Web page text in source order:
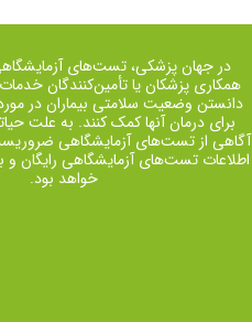
در جهان پزشکی، تست‌های
همکاری پزشکان یا تأمین‌کنندگان
دانستن وضعیت سلامتی بیماران در
برای درمان ‌آنها کمک کنند. به علت
آگاهی از تست‌های آزمایشگاهی
اطلاعات تست‌های آزمایشگاهی رایگان
خواهد بود.